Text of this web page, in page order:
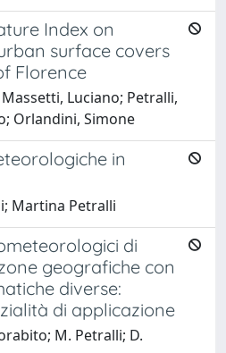
Index on
surface covers
Florence
Luciano; Petralli,
Orlandini, Simone
in
Martina Petralli
di
geografiche con
diverse:
di applicazione
M. Petralli; D.